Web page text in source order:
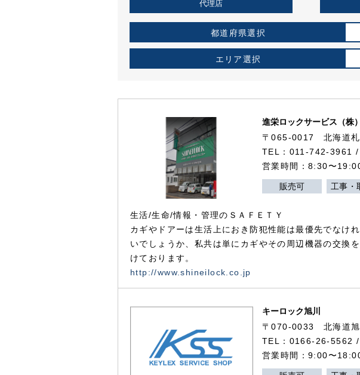
代理店
都道府県選択
エリア選択
進栄ロックサービス（株）
〒065-0017 北海道札
TEL：011-742-3961
営業時間：8:30〜
販売可 工事・
生活/生命/情報・管理のＳＡＦＥＴＹ
カギやドアーは生活上におき防犯性能は最優先でなけ
いでしょうか、私共は単にカギやその周辺機器の交換
けております。
http://www.shineilock.co.jp
キーロック旭川
〒070-0033 北海道旭
TEL：0166-26-5562
営業時間：9:00〜